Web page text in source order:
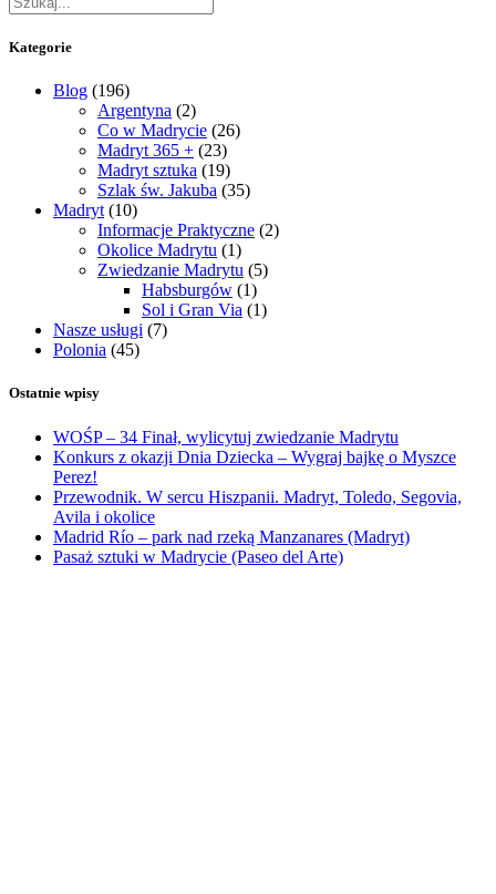
Kategorie
Blog (196)
Argentyna (2)
Co w Madrycie (26)
Madryt 365 + (23)
Madryt sztuka (19)
Szlak św. Jakuba (35)
Madryt (10)
Informacje Praktyczne (2)
Okolice Madrytu (1)
Zwiedzanie Madrytu (5)
Habsburgów (1)
Sol i Gran Via (1)
Nasze usługi (7)
Polonia (45)
Ostatnie wpisy
WOŚP – 34 Finał, wylicytuj zwiedzanie Madrytu
Konkurs z okazji Dnia Dziecka – Wygraj bajkę o Myszce
Perez!
Przewodnik. W sercu Hiszpanii. Madryt, Toledo, Segovia,
Avila i okolice
Madrid Río – park nad rzeką Manzanares (Madryt)
Pasaż sztuki w Madrycie (Paseo del Arte)